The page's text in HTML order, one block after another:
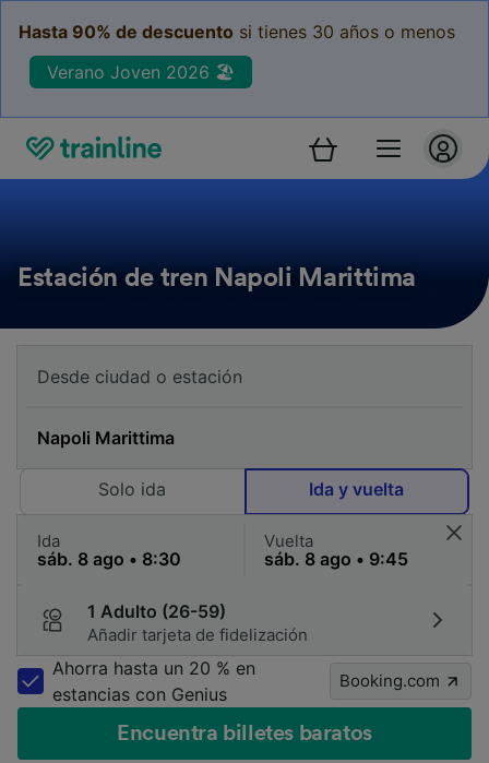
Hasta 90% de descuento si tienes 30 años o menos
Verano Joven 2026 🏖️
Estación de tren Napoli Marittima
Solo ida Ida y vuelta
Ida Vuelta
1 Adulto (26-59)
Añadir tarjeta de fidelización
Ahorra hasta un 20 % en
estancias con Genius
Booking.com
Encuentra billetes baratos